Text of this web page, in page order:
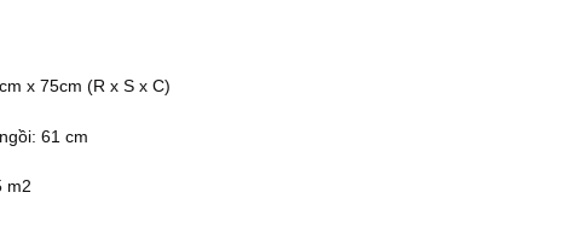
x 75cm (R x S x C)
61 cm
m2